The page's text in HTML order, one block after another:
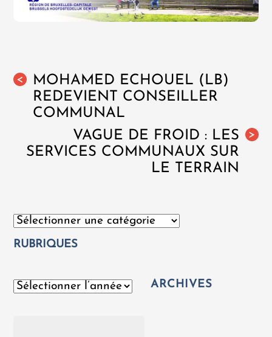
<
MOHAMED ECHOUEL (LB)
REDEVIENT CONSEILLER
COMMUNAL
>
VAGUE DE FROID : LES
SERVICES COMMUNAUX SUR
LE TERRAIN
Catégories
RUBRIQUES
Archives ARCHIVES